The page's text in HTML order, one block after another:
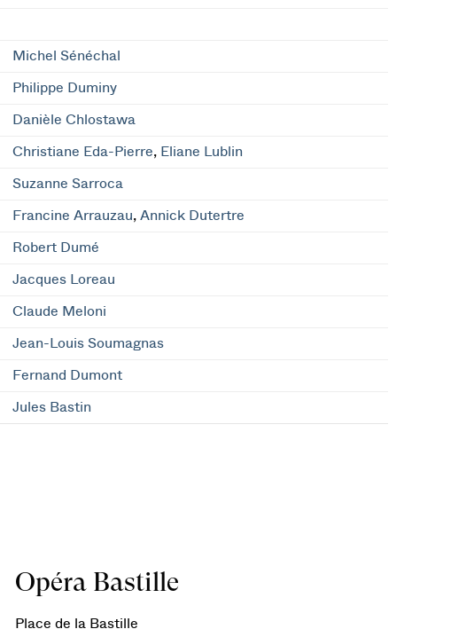
Michel Sénéchal
Philippe Duminy
Danièle Chlostawa
Christiane Eda-Pierre, Eliane Lublin
Suzanne Sarroca
Francine Arrauzau,Annick Dutertre
Robert Dumé
Jacques Loreau
Claude Meloni
Jean-Louis Soumagnas
Fernand Dumont
Jules Bastin
Opéra Bastille
Place de la Bastille